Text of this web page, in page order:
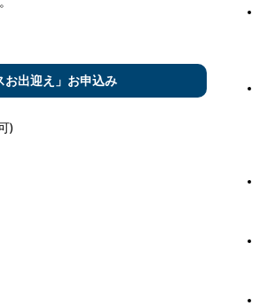
お出迎え」お申込み
)